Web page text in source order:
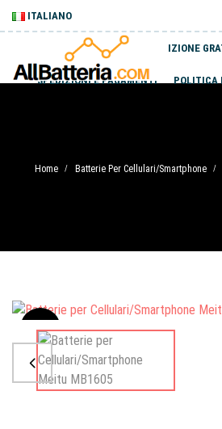
ITALIANO
SPEDIZIONE
SPEDIZIONI E PAGAMENTI POLITICA
Home / Batterie Per Cellulari/Smartphone /
Sale